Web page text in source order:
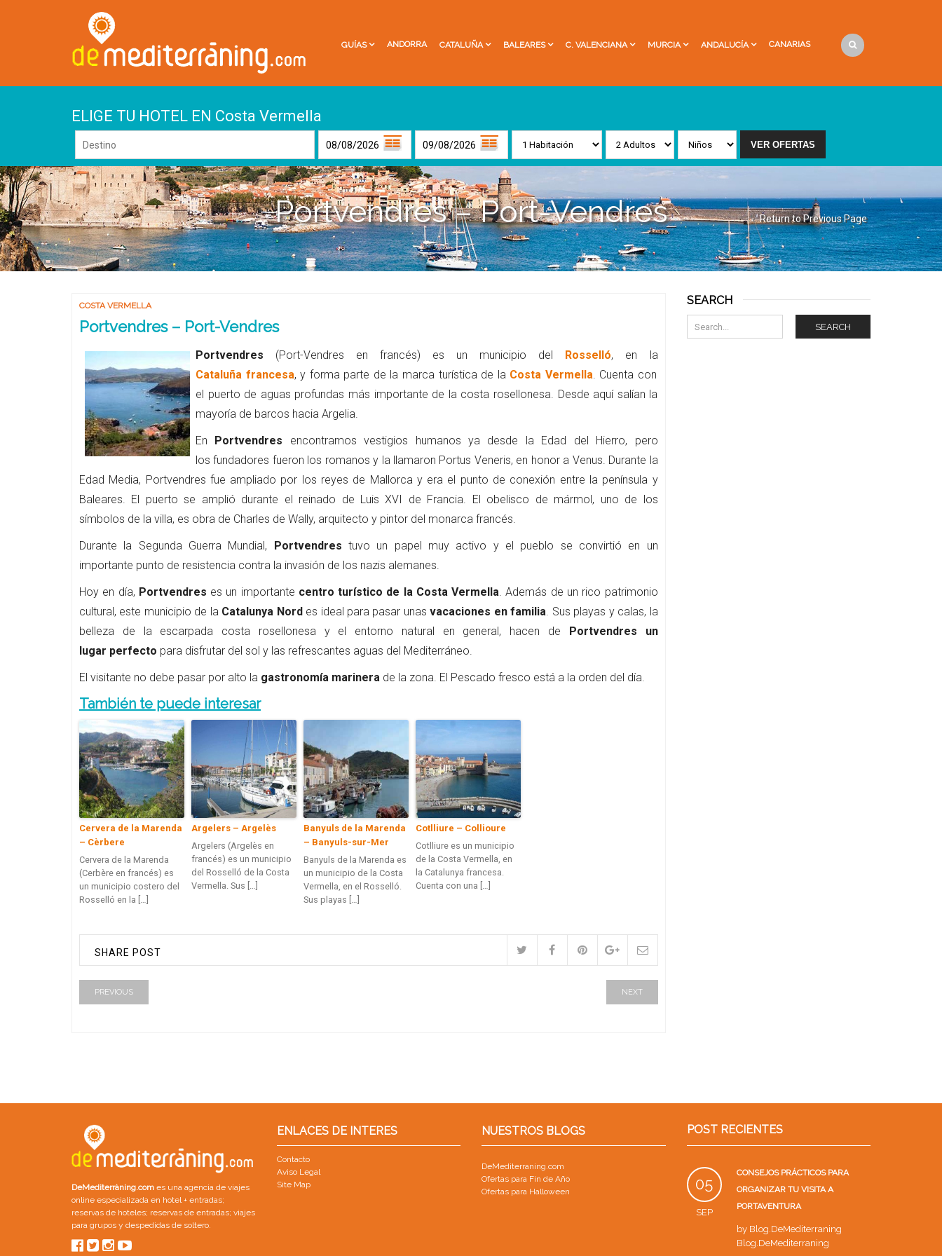
GUÍAS ANDORRA CATALUÑA BALEARES C. VALENCIANA MURCIA ANDALUCÍA CANARIAS
ELIGE TU HOTEL EN Costa Vermella
Portvendres – Port-Vendres Return to Previous Page
COSTA VERMELLA
Portvendres – Port-Vendres
Portvendres (Port-Vendres en francés) es un municipio del Rosselló, en la
Cataluña francesa, y forma parte de la marca turística de la Costa Vermella. Cuenta con
el puerto de aguas profundas más importante de la costa rosellonesa. Desde aquí salían la
mayoría de barcos hacia Argelia.
En Portvendres encontramos vestigios humanos ya desde la Edad del Hierro, pero
los fundadores fueron los romanos y la llamaron Portus Veneris, en honor a Venus. Durante la
Edad Media, Portvendres fue ampliado por los reyes de Mallorca y era el punto de conexión entre la península y
Baleares. El puerto se amplió durante el reinado de Luis XVI de Francia. El obelisco de mármol, uno de los
símbolos de la villa, es obra de Charles de Wally, arquitecto y pintor del monarca francés.
Durante la Segunda Guerra Mundial, Portvendres tuvo un papel muy activo y el pueblo se convirtió en un
importante punto de resistencia contra la invasión de los nazis alemanes.
Hoy en día, Portvendres es un importante centro turístico de la Costa Vermella. Además de un rico patrimonio
cultural, este municipio de la Catalunya Nordes ideal para pasar unas vacaciones en familia. Sus playas y calas, la
belleza de la escarpada costa rosellonesa y el entorno natural en general, hacen de Portvendres un
lugar perfecto para disfrutar del sol y las refrescantes aguas del Mediterráneo.
El visitante no debe pasar por alto la gastronomía marinera de la zona. El Pescado fresco está a la orden del día.
También te puede interesar
Cervera de la Marenda
– Cèrbere
Cervera de la Marenda
(Cerbère en francés) es
un municipio costero del
Rosselló en la […]
Argelers – Argelès
Argelers (Argelès en
francés) es un municipio
del Rosselló de la Costa
Vermella. Sus […]
Banyuls de la Marenda
– Banyuls-sur-Mer
Banyuls de la Marenda es
un municipio de la Costa
Vermella, en el Rosselló.
Sus playas […]
Cotlliure – Collioure
Cotlliure es un municipio
de la Costa Vermella, en
la Catalunya francesa.
Cuenta con una […]
SHARE POST
PREVIOUS NEXT
SEARCH
SEARCH
DeMediterràning.com es una agencia de viajes
online especializada en hotel + entradas;
reservas de hoteles; reservas de entradas; viajes
para grupos y despedidas de soltero
ENLACES DE INTERES
Contacto
Aviso Legal
Site Map
NUESTROS BLOGS
DeMediterraning.com
Ofertas para Fin de Año
Ofertas para Halloween
POST RECIENTES
05
SEP
CONSEJOS PRÁCTICOS PARA
ORGANIZAR TU VISITA A
PORTAVENTURA
by Blog.DeMediterraning
Blog.DeMediterraning